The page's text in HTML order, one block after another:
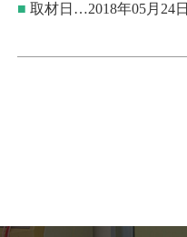
■ 取材日…2018年05月24日